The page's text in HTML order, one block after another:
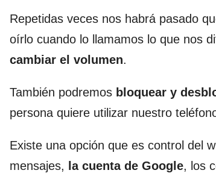
Repetidas veces nos habrá pasado
oírlo cuando lo llamamos lo que nos
cambiar el volumen.
También podremos bloquear y
persona quiere utilizar nuestro
Existe una opción que es control del
mensajes, la cuenta de Google, los